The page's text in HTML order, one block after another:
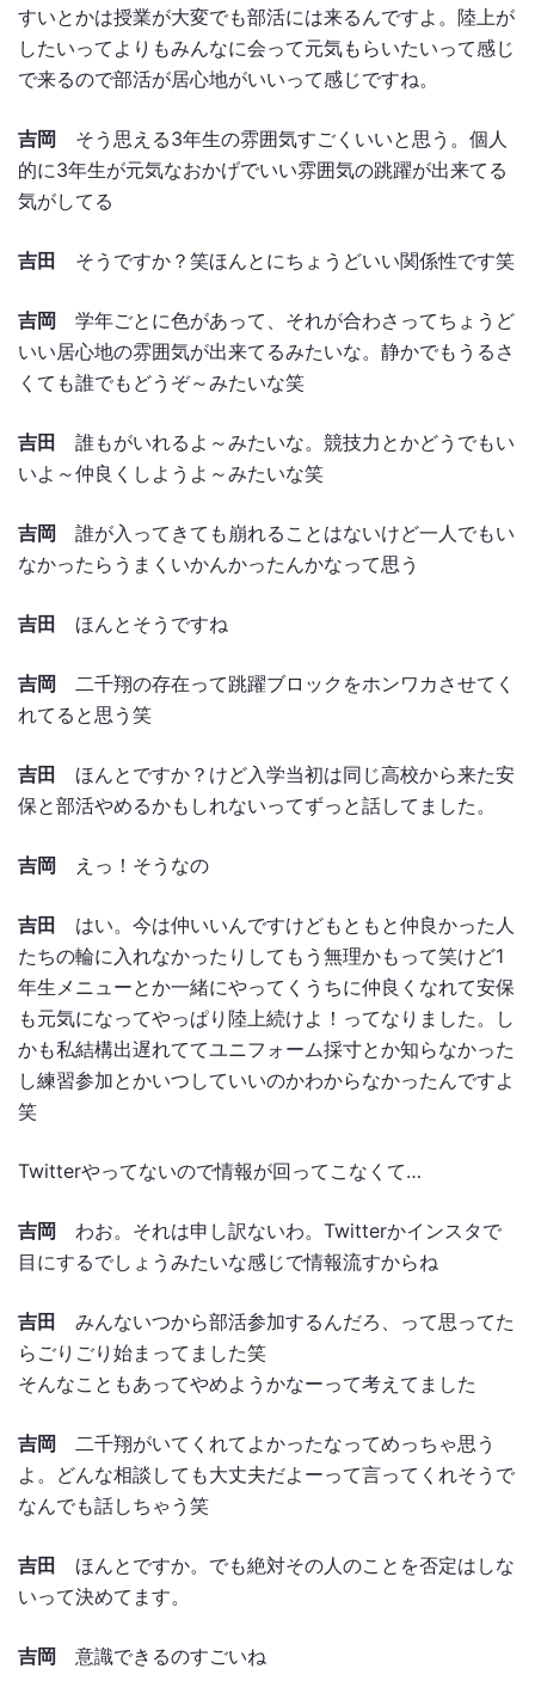
すいとかは授業が大変でも部活には来るんですよ。陸上が
したいってよりもみんなに会って元気もらいたいって感じ
で来るので部活が居心地がいいって感じですね。
吉岡 そう思える3年生の雰囲気すごくいいと思う。個人
的に3年生が元気なおかげでいい雰囲気の跳躍が出来てる
気がしてる
吉田 そうですか？笑ほんとにちょうどいい関係性です笑
吉岡 学年ごとに色があって、それが合わさってちょうど
いい居心地の雰囲気が出来てるみたいな。静かでもうるさ
くても誰でもどうぞ～みたいな笑
吉田 誰もがいれるよ～みたいな。競技力とかどうでもい
いよ～仲良くしようよ～みたいな笑
吉岡 誰が入ってきても崩れることはないけど一人でもい
なかったらうまくいかんかったんかなって思う
吉田 ほんとそうですね
吉岡 二千翔の存在って跳躍ブロックをホンワカさせてく
れてると思う笑
吉田 ほんとですか？けど入学当初は同じ高校から来た安
保と部活やめるかもしれないってずっと話してました。
吉岡 えっ！そうなの
吉田 はい。今は仲いいんですけどもともと仲良かった人
たちの輪に入れなかったりしてもう無理かもって笑けど1
年生メニューとか一緒にやってくうちに仲良くなれて安保
も元気になってやっぱり陸上続けよ！ってなりました。し
かも私結構出遅れててユニフォーム採寸とか知らなかった
し練習参加とかいつしていいのかわからなかったんですよ
笑
Twitterやってないので情報が回ってこなくて…
吉岡 わお。それは申し訳ないわ。Twitterかインスタで
目にするでしょうみたいな感じで情報流すからね
吉田 みんないつから部活参加するんだろ、って思ってた
らごりごり始まってました笑
そんなこともあってやめようかなーって考えてました
吉岡 二千翔がいてくれてよかったなってめっちゃ思う
よ。どんな相談しても大丈夫だよーって言ってくれそうで
なんでも話しちゃう笑
吉田 ほんとですか。でも絶対その人のことを否定はしな
いって決めてます。
吉岡 意識できるのすごいね